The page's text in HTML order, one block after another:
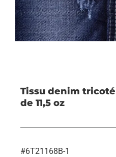
Tissu denim
de 11,5 oz
#6T21168B-1